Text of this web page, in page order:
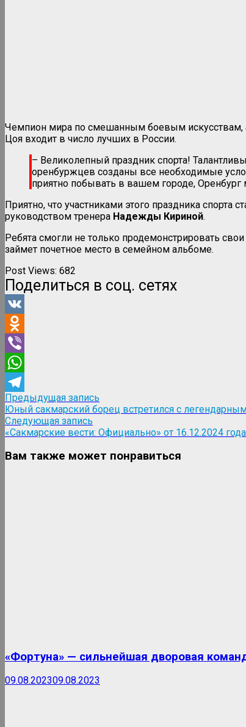
Чемпион мира по смешанным боевым искусствам,
Цоя входит в число лучших в России.
– Великолепный праздник спорта!
оренбуржцев созданы все необходимые
приятно побывать в вашем городе, Оренбург
Приятно, что участниками этого праздника
руководством тренера Надежды Кириной.
Ребята смогли не только продемонстрировать
займет почетное место в семейном альбоме.
Post Views: 682
Поделиться в соц. сетях
VK
Odnoklassniki
Viber
WhatsApp
Telegram
Навигация
по
записям
Предыдущая запись
запись:
Юный сакмарский борец встретился с
Следующая запись
запись:
«Сакмарские вести: Официально» от 16.12.2024 года
Вам также может понравиться
«Фортуна» — сильнейшая дворовая
09.08.202309.08.2023